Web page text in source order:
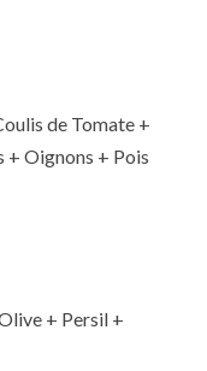
de Tomate +
+ Oignons + Pois
+ Persil +